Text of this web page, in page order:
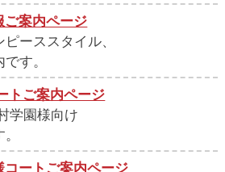
案内ページ
ーススタイル、
す。
トご案内ページ
学園様向け
ートご案内ページ